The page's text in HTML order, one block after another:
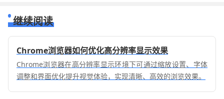
继续阅读
Chrome浏览器如何优化高分辨率显示效果
Chrome浏览器在高分辨率显示环境下可通过缩放设置、字体
调整和界面优化提升视觉体验，实现清晰、高效的浏览效果。